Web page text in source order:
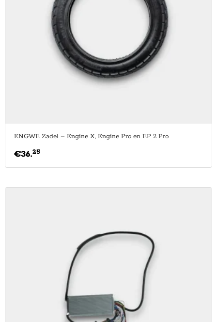
ENGWE Zadel – Engine X, Engine Pro en EP 2 Pro
€36.25